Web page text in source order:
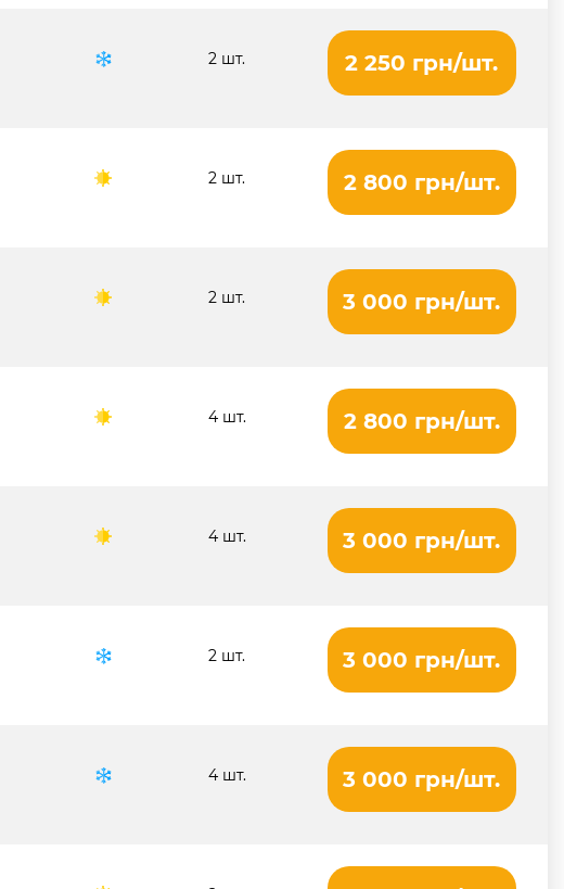
2 шт. 2 250 грн/шт.
2 шт. 2 800 грн/шт.
2 шт. 3 000 грн/шт.
4 шт. 2 800 грн/шт.
4 шт. 3 000 грн/шт.
2 шт. 3 000 грн/шт.
4 шт. 3 000 грн/шт.